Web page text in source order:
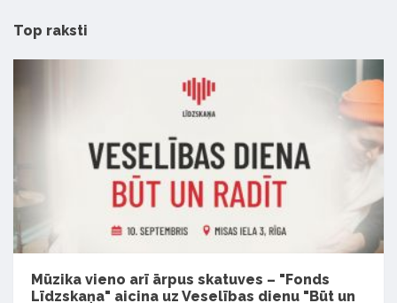
Top raksti
Mūzika vieno arī ārpus skatuves – "Fonds
Līdzskaņa" aicina uz Veselības dienu "Būt un